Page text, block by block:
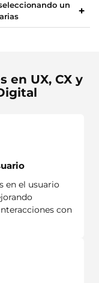
un
en UX, CX y
en el usuario
con